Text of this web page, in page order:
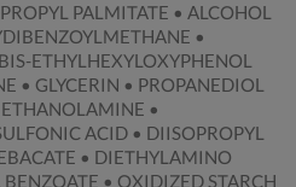
PALMITATE • ALCOHOL
•
ETHYLHEXYLOXYPHENOL
• GLYCERIN • PROPANEDIOL
•
ACID • DIISOPROPYL
• DIETHYLAMINO
• OXIDIZED STARCH